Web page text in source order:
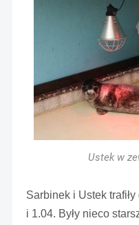
Ustek w
Sarbinek i Ustek
i 1.04. Były nieco